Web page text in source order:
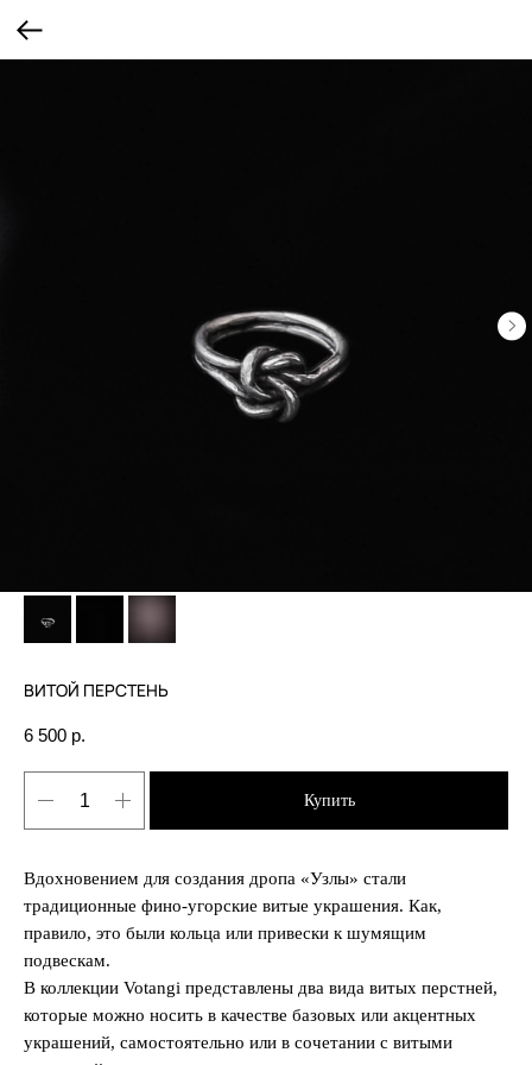
ВИТОЙ ПЕРСТЕНЬ
6 500 р.
Купить
Вдохновением для создания дропа «Узлы» стали
традиционные фино-угорские витые украшения. Как,
правило, это были кольца или привески к шумящим
подвескам.
В коллекции Votangi представлены два вида витых перстней,
которые можно носить в качестве базовых или акцентных
украшений, самостоятельно или в сочетании с витыми